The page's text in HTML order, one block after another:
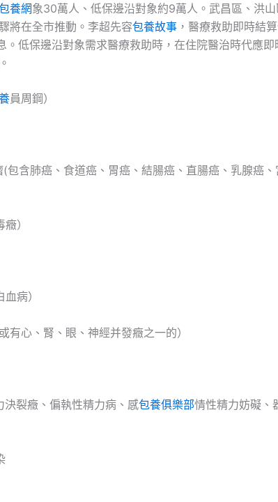
養網象30萬人、低保邊沿對象約9萬人。武昌區、洪
將在全市推動。李超先容包養故事 ，醫療救助即時結
。低保邊沿對象需求醫療救助時，在住院醫治時代應即
員周鋼）
(包含肺癌、食道癌、胃癌、結腸癌、直腸癌、乳腺癌
）
病）
有心、腎、眼、神經并發癥之一的）
決裂癥、偏執性精力病、感包養俱樂部情性精力妨礙、